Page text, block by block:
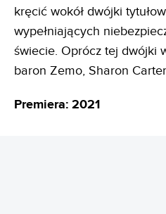
kręcić wokół dwójki
wypełniających
świecie. Oprócz tej dwójki
baron Zemo, Sharon
Premiera: 2021